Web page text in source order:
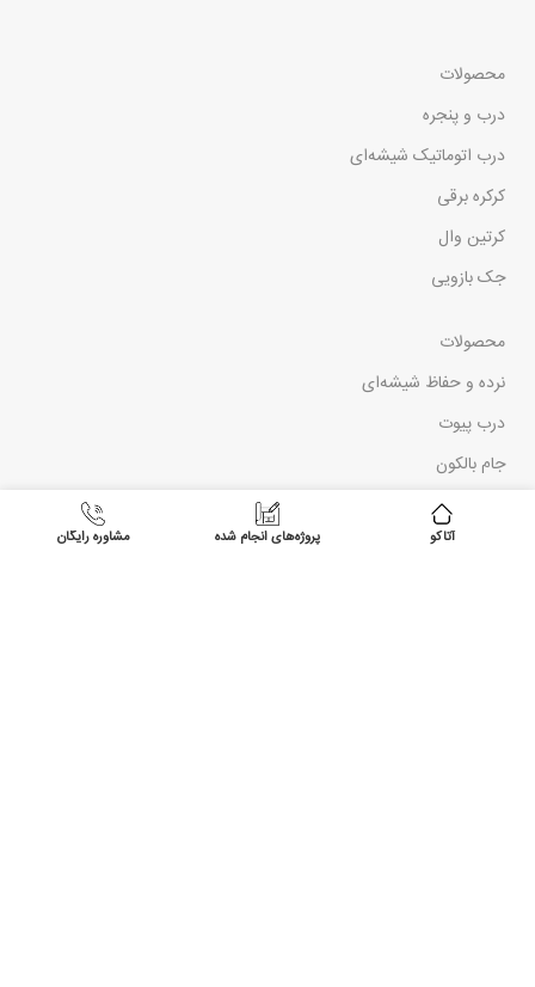
محصولات
درب و پنجره
درب اتوماتیک شیشه‌ای
کرکره برقی
کرتین وال
جک بازویی
محصولات
نرده و حفاظ شیشه‌ای
درب پیوت
جام بالکون
زیپ اسکرین
تور پلیسهآتاکو پروژه‌های انجام شده مشاوره رایگان